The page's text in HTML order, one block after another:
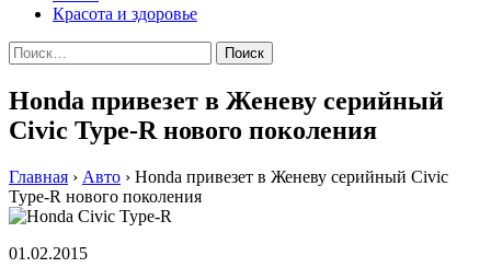
Красота и здоровье
Найти:
Honda привезет в Женеву серийный
Civic Type-R нового поколения
Главная › Авто › Honda привезет в Женеву серийный Civic
Type-R нового поколения
01.02.2015